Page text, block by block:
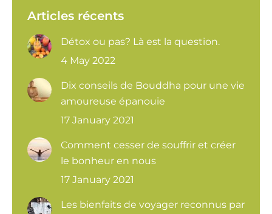
Articles récents
Détox ou pas? Là est la question.
4 May 2022
Dix conseils de Bouddha pour une vie
amoureuse épanouie
17 January 2021
Comment cesser de souffrir et créer
le bonheur en nous
17 January 2021
Les bienfaits de voyager reconnus par